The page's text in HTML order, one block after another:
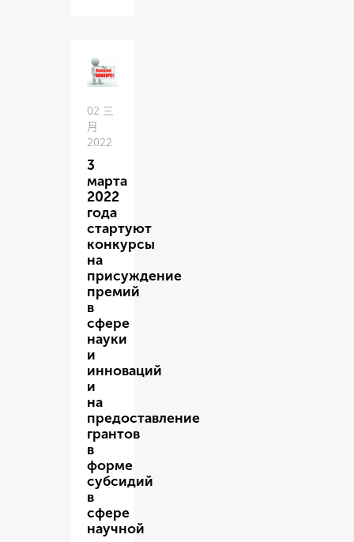
02 三
月
2022
3
марта
2022
года
стартуют
конкурсы
на
присуждение
премий
в
сфере
науки
и
инноваций
и
на
предоставление
грантов
в
форме
субсидий
в
сфере
научной